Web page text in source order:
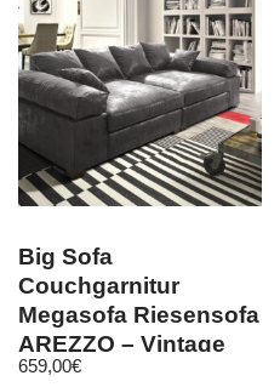
Big Sofa
Couchgarnitur
Megasofa Riesensofa
AREZZO – Vintage
Schwarz
659,00€